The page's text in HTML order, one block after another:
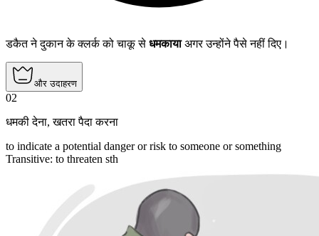
डकैत ने दुकान के क्लर्क को चाकू से धमकायाअगर उन्होंने पैसे नहीं दिए।
और उदाहरण
02
धमकी देना,खतरा पैदा करना
to indicate a potential danger or risk to someone or something
Transitive: to threaten sth